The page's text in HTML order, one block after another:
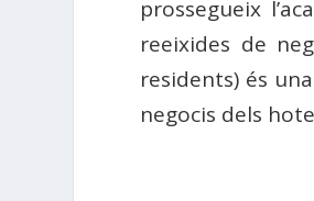
prossegueix
reeixides de
residents) és
negocis dels